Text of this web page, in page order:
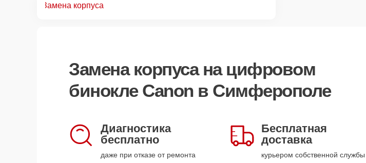
Замена корпуса
Замена корпусана цифровом
бинокле Canon в Симферополе
Диагностика
бесплатно
даже при отказе от ремонта
Бесплатная
доставка
курьером собственной службы